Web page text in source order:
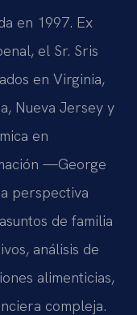
en 1997. Ex
el Sr. Sris
en Virginia,
Nueva Jersey y
en
—George
perspectiva
de familia
análisis de
alimenticias,
compleja.